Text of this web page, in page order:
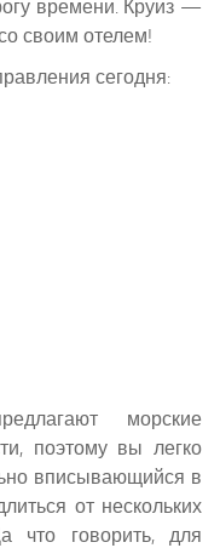
времени. Круиз —
своим отелем!
сегодня:
морские
поэтому вы легко
вписывающийся в
от нескольких
что говорить, для